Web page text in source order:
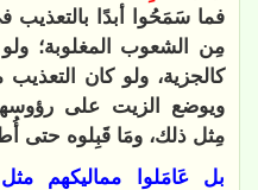
فما سَمَحُوا أبدًا بالتعذيب
مِن الشعوب المغلوبة؛
كالجزية، ولو كان
ويوضع الزيت على
مِثل ذلك، ومَا قَبِلوه حتى
بل عَامَلوا مماليكهم